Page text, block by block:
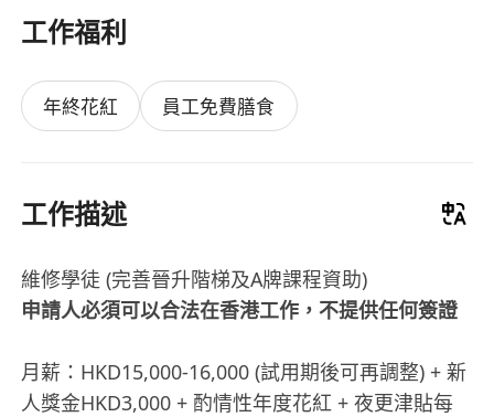
工作福利
年終花紅 員工免費膳食
工作描述
維修學徒 (完善晉升階梯及A牌課程資助)
申請人必須可以合法在香港工作，不提供任何簽證
月薪：HKD15,000-16,000 (試用期後可再調整) + 新
人獎金HKD3,000 + 酌情性年度花紅 + 夜更津貼每